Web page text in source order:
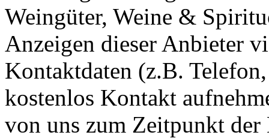
Weingüter, Weine &
Anzeigen dieser Anbieter
Kontaktdaten (z.B.
kostenlos Kontakt
von uns zum Zeitpunkt